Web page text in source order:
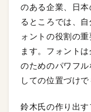
のある企業、日
るところでは、
ォントの役割の
ます。フォント
のためのパワフ
しての位置づけで
鈴木氏の作り出